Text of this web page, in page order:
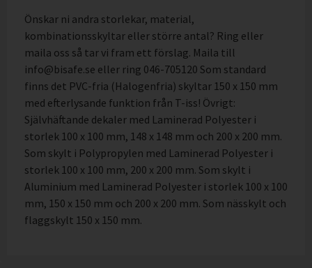
Önskar ni andra storlekar, material,
kombinationsskyltar eller större antal? Ring eller
maila oss så tar vi fram ett förslag. Maila till
info@bisafe.se eller ring 046-705120 Som standard
finns det PVC-fria (Halogenfria) skyltar 150 x 150 mm
med efterlysande funktion från T-iss! Övrigt:
Självhäftande dekaler med Laminerad Polyester i
storlek 100 x 100 mm, 148 x 148 mm och 200 x 200 mm.
Som skylt i Polypropylen med Laminerad Polyester i
storlek 100 x 100 mm, 200 x 200 mm. Som skylt i
Aluminium med Laminerad Polyester i storlek 100 x 100
mm, 150 x 150 mm och 200 x 200 mm. Som nässkylt och
flaggskylt 150 x 150 mm.